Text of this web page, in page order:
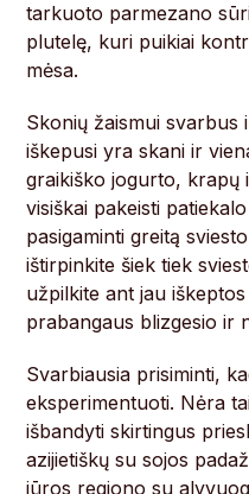
tarkuoto parmezano
plutelę, kuri puikiai
mėsa.
Skonių žaismui svarbus
iškepusi yra skani ir
graikiško jogurto, krapų
visiškai pakeisti
pasigaminti greitą
ištirpinkite šiek tiek
užpilkite ant jau
prabangaus blizgesio ir
Svarbiausia prisiminti,
eksperimentuoti. Nėra
išbandyti skirtingus
azijietiškų su sojos
jūros regiono su